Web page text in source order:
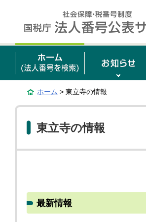
ホーム > 東立寺の情報
東立寺の情報
最新情報